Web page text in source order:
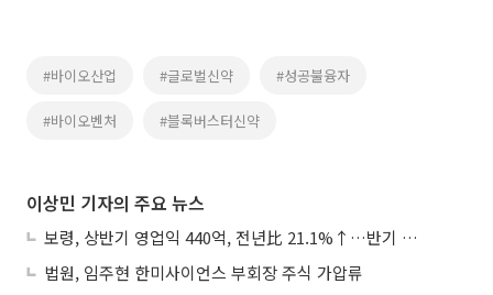
#바이오산업 #글로벌신약 #성공불융자
#바이오벤처 #블록버스터신약
이상민 기자의 주요 뉴스
보령, 상반기 영업익 440억, 전년比 21.1%↑…반기 역대 최대
법원, 임주현 한미사이언스 부회장 주식 가압류